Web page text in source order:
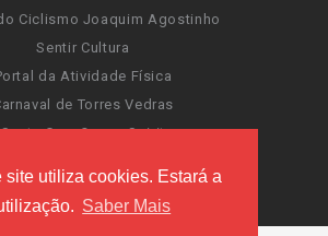
site utiliza cookies. Estará a
Saber Mais
Ciclismo Joaquim Agostinho
Sentir Cultura
da Atividade Física
de Torres Vedras
Santa Cruz Ocean Spirit